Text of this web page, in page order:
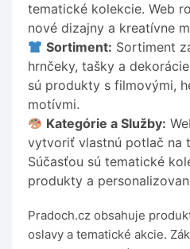
tematické kolekcie. Web
nové dizajny a kreatívne
Sortiment: Sortiment
hrnčeky, tašky a
sú produkty s filmovými,
motívmi.
Kategórie a Služby:
vytvoriť vlastnú potlač na
Súčasťou sú tematické
produkty a
Pradoch.cz obsahuje
oslavy a tematické akcie.